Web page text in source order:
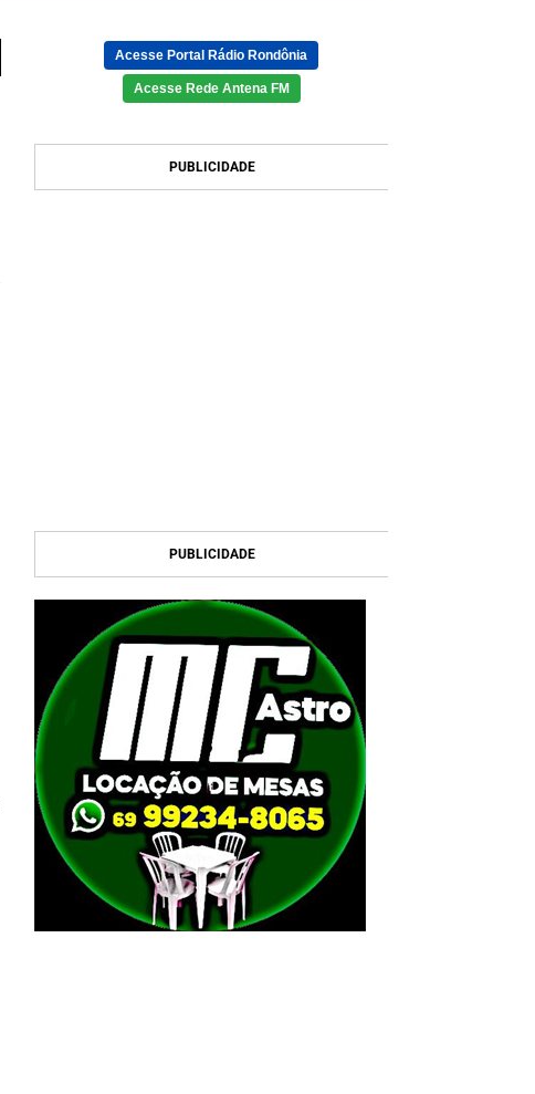
Acesse Portal Rádio Rondônia
Acesse Rede Antena FM
PUBLICIDADE
PUBLICIDADE